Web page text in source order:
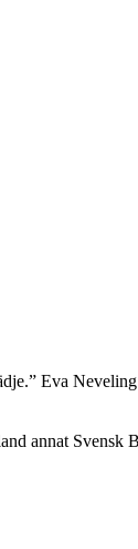
Eva Neveling
annat